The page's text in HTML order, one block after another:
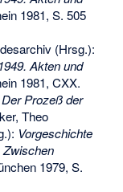
1981, S. 505
(Hrsg.):
Akten und
1981, CXX.
Der Prozeß der
Theo
Vorgeschichte
Zwischen
1979, S.